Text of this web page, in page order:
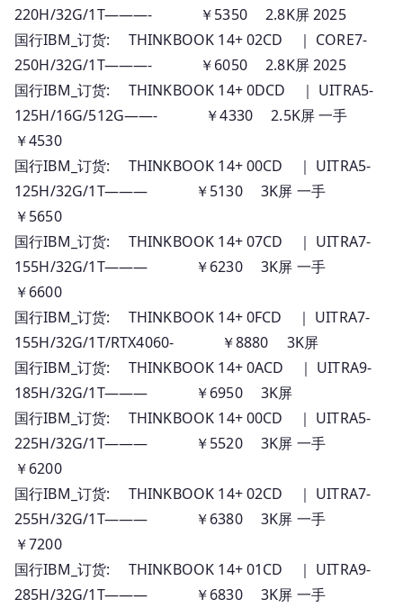
220H/32G/1T———- ￥5350 2.8K屏 2025
国行IBM_订货: THINKBOOK 14+ 02CD ｜ CORE7-
250H/32G/1T———- ￥6050 2.8K屏 2025
国行IBM_订货: THINKBOOK 14+ 0DCD ｜ UITRA5-
125H/16G/512G——- ￥4330 2.5K屏 一手
￥4530
国行IBM_订货: THINKBOOK 14+ 00CD ｜ UITRA5-
125H/32G/1T——— ￥5130 3K屏 一手
￥5650
国行IBM_订货: THINKBOOK 14+ 07CD ｜ UITRA7-
155H/32G/1T——— ￥6230 3K屏 一手
￥6600
国行IBM_订货: THINKBOOK 14+ 0FCD ｜ UITRA7-
155H/32G/1T/RTX4060- ￥8880 3K屏
国行IBM_订货: THINKBOOK 14+ 0ACD ｜ UITRA9-
185H/32G/1T——— ￥6950 3K屏
国行IBM_订货: THINKBOOK 14+ 00CD ｜ UITRA5-
225H/32G/1T——— ￥5520 3K屏 一手
￥6200
国行IBM_订货: THINKBOOK 14+ 02CD ｜ UITRA7-
255H/32G/1T——— ￥6380 3K屏 一手
￥7200
国行IBM_订货: THINKBOOK 14+ 01CD ｜ UITRA9-
285H/32G/1T——— ￥6830 3K屏 一手